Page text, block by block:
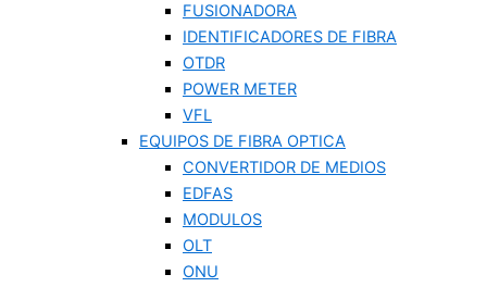
FUSIONADORA
IDENTIFICADORES DE FIBRA
OTDR
POWER METER
VFL
EQUIPOS DE FIBRA OPTICA
CONVERTIDOR DE MEDIOS
EDFAS
MODULOS
OLT
ONU